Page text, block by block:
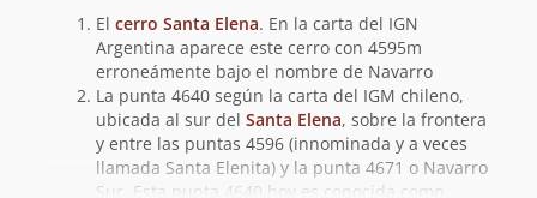
El cerro Santa Elena. En la carta del IGN
Argentina aparece este cerro con 4595m
erroneámente bajo el nombre de Navarro
La punta 4640 según la carta del IGM chileno,
ubicada al sur del Santa Elena, sobre la frontera
y entre las puntas 4596 (innominada y a veces
llamada Santa Elenita) y la punta 4671 o Navarro
Sur. Esta punta 4640 hoy es conocida como